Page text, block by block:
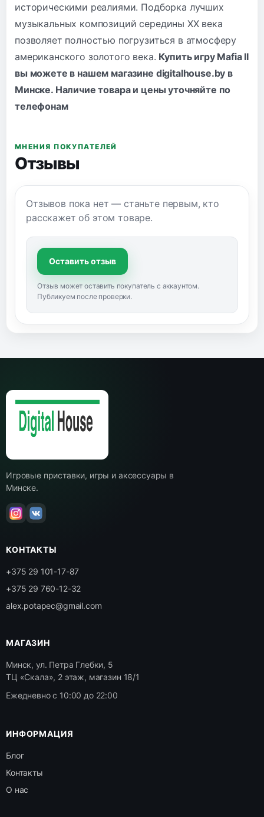
историческими реалиями. Подборка лучших
музыкальных композиций середины XX века
позволяет полностью погрузиться в атмосферу
американского золотого века. Купить игру Mafia II
вы можете в нашем магазине digitalhouse.by в
Минске. Наличие товара и цены уточняйте по
телефонам
МНЕНИЯ ПОКУПАТЕЛЕЙ
Отзывы
Отзывов пока нет — станьте первым, кто
расскажет об этом товаре.
Оставить отзыв
Отзыв может оставить покупатель с аккаунтом.
Публикуем после проверки.
Игровые приставки, игры и аксессуары в
Минске.
КОНТАКТЫ
+375 29 101-17-87
+375 29 760-12-32
alex.potapec@gmail.com
МАГАЗИН
Минск, ул. Петра Глебки, 5
ТЦ «Скала», 2 этаж, магазин 18/1
Ежедневно с 10:00 до 22:00
ИНФОРМАЦИЯ
Блог
Контакты
О нас